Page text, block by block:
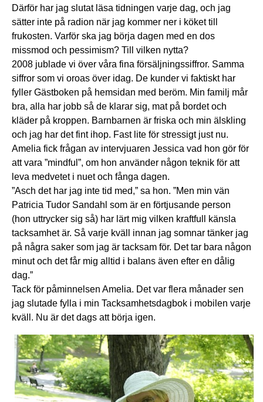
Därför har jag slutat läsa tidningen varje dag, och jag
sätter inte på radion när jag kommer ner i köket till
frukosten. Varför ska jag börja dagen med en dos
missmod och pessimism? Till vilken nytta?
2008 jublade vi över våra fina försäljningssiffror. Samma
siffror som vi oroas över idag. De kunder vi faktiskt har
fyller Gästboken på hemsidan med beröm. Min familj mår
bra, alla har jobb så de klarar sig, mat på bordet och
kläder på kroppen. Barnbarnen är friska och min älskling
och jag har det fint ihop. Fast lite för stressigt just nu.
Amelia fick frågan av intervjuaren Jessica vad hon gör för
att vara ”mindful”, om hon använder någon teknik för att
leva medvetet i nuet och fånga dagen.
”Asch det har jag inte tid med,” sa hon. ”Men min vän
Patricia Tudor Sandahl som är en förtjusande person
(hon uttrycker sig så) har lärt mig vilken kraftfull känsla
tacksamhet är. Så varje kväll innan jag somnar tänker jag
på några saker som jag är tacksam för. Det tar bara någon
minut och det får mig alltid i balans även efter en dålig
dag.”
Tack för påminnelsen Amelia. Det var flera månader sen
jag slutade fylla i min Tacksamhetsdagbok i mobilen varje
kväll. Nu är det dags att börja igen.